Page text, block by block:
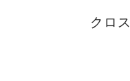
クロ